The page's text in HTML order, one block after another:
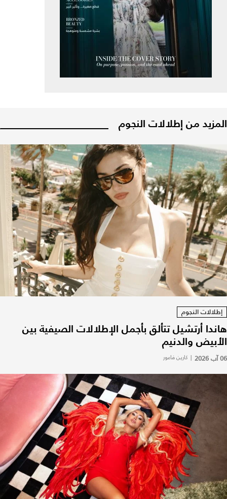
المزيد من إطلالات النجوم
إطلالات النجوم
هاندا أرتشيل تتألق بأجمل الإطلالات الصيفية بين
الأبيض والدنيم
06 آب 2026 | كارين فاعور